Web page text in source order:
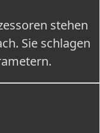
stehen
Sie schlagen